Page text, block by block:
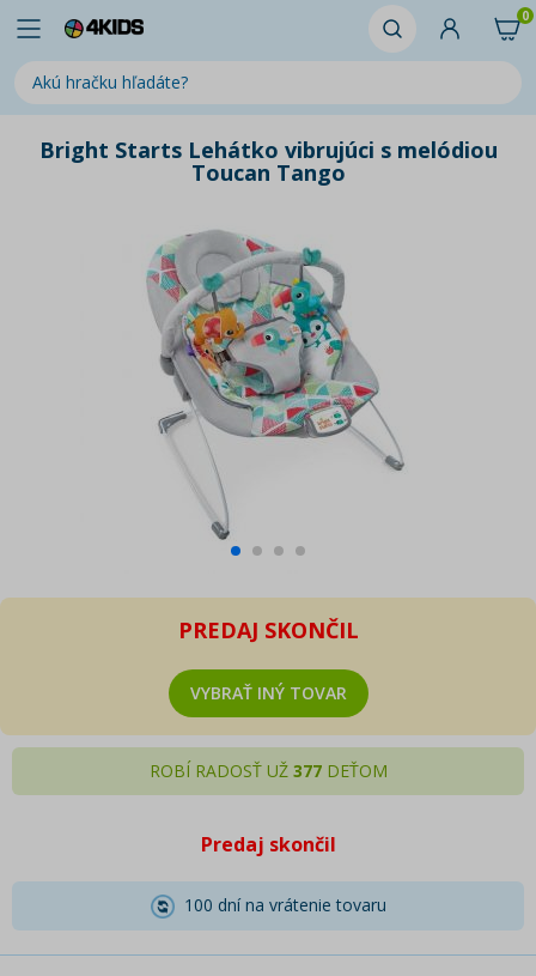
0
Bright Starts Lehátko vibrujúci s melódiou
Toucan Tango
PREDAJ SKONČIL
VYBRAŤ INÝ TOVAR
ROBÍ RADOSŤ UŽ 377DEŤOM
Predaj skončil
100 dní na vrátenie tovaru